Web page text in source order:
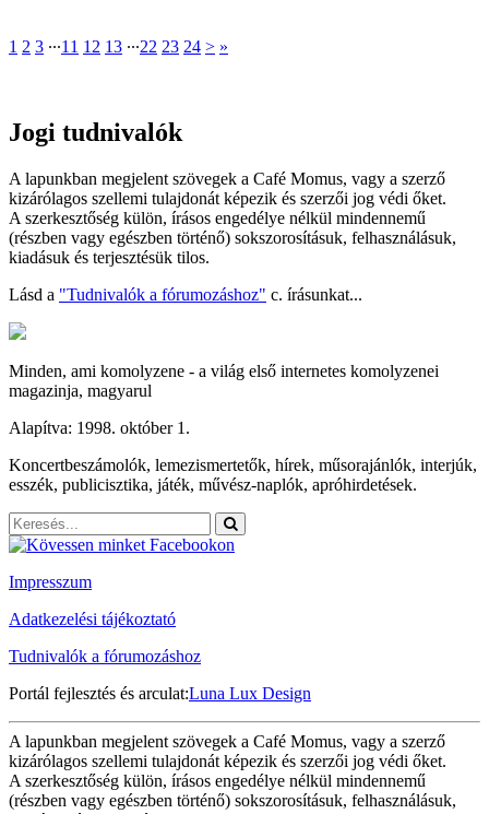
1 2 3 ∙∙∙11 12 13 ∙∙∙22 23 24 > »
Jogi tudnivalók
A lapunkban megjelent szövegek a Café Momus, vagy a szerző
kizárólagos szellemi tulajdonát képezik és szerzői jog védi őket.
A szerkesztőség külön, írásos engedélye nélkül mindennemű
(részben vagy egészben történő) sokszorosításuk, felhasználásuk,
kiadásuk és terjesztésük tilos.
Lásd a "Tudnivalók a fórumozáshoz" c. írásunkat...
Minden, ami komolyzene - a világ első internetes komolyzenei
magazinja, magyarul
Alapítva: 1998. október 1.
Koncertbeszámolók, lemezismertetők, hírek, műsorajánlók, interjúk,
esszék, publicisztika, játék, művész-naplók, apróhirdetések.
Impresszum
Adatkezelési tájékoztató
Tudnivalók a fórumozáshoz
Portál fejlesztés és arculat:Luna Lux Design
A lapunkban megjelent szövegek a Café Momus, vagy a szerző
kizárólagos szellemi tulajdonát képezik és szerzői jog védi őket.
A szerkesztőség külön, írásos engedélye nélkül mindennemű
(részben vagy egészben történő) sokszorosításuk, felhasználásuk,